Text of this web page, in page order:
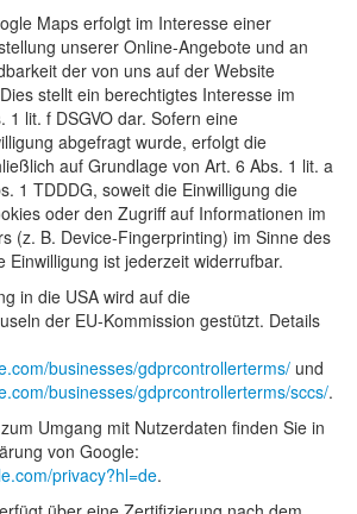
Maps erfolgt im Interesse einer
unserer Online-Angebote und an
der von uns auf der Website
stellt ein berechtigtes Interesse im
1 lit. f DSGVO dar. Sofern eine
abgefragt wurde, erfolgt die
auf Grundlage von Art. 6 Abs. 1 lit. a
1 TDDDG, soweit die Einwilligung die
oder den Zugriff auf Informationen im
(z. B. Device-Fingerprinting) im Sinne des
Einwilligung ist jederzeit widerrufbar.
in die USA wird auf die
der EU-Kommission gestützt. Details
businesses/gdprcontrollerterms/ und
businesses/gdprcontrollerterms/sccs/.
Umgang mit Nutzerdaten finden Sie in
von Google:
privacy?hl=de.